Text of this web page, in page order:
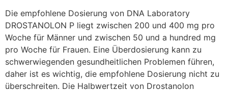
Die empfohlene Dosierung von DNA Laboratory
DROSTANOLON P liegt zwischen 200 und 400 mg pro
Woche für Männer und zwischen 50 und a hundred mg
pro Woche für Frauen. Eine Überdosierung kann zu
schwerwiegenden gesundheitlichen Problemen führen,
daher ist es wichtig, die empfohlene Dosierung nicht zu
überschreiten. Die Halbwertzeit von Drostanolon